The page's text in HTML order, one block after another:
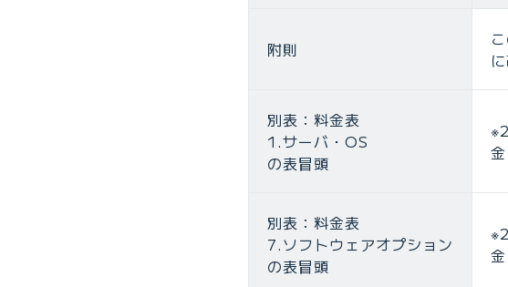
附則
別表：料金表
1.サーバ・OS
の表冒頭
別表：料金表
7.ソフトウェアオプション
の表冒頭